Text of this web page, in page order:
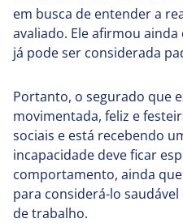
em busca de entender a
avaliado. Ele afirmou
já pode ser considerada
Portanto, o segurado que
movimentada, feliz e
sociais e está recebendo
incapacidade deve ficar
comportamento, ainda
para considerá-lo
de trabalho.